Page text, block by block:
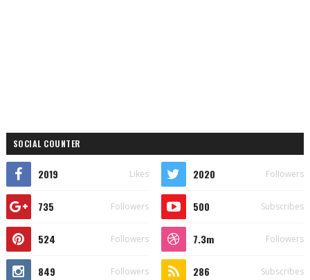
SOCIAL COUNTER
2019 Likes 2020 Followers
735 Followers 500 Subscribes
524 Followers 7.3m Followers
849 Followers 286 Subscribes